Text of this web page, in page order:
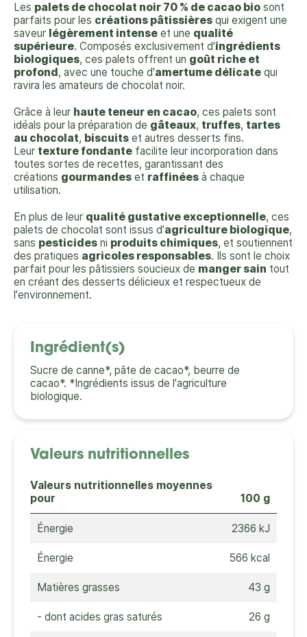
Les palets de chocolat noir 70 % de cacao bio sont
parfaits pour les créations pâtissières qui exigent une
saveur légèrement intense et une qualité
supérieure. Composés exclusivement d'ingrédients
biologiques, ces palets offrent un goût riche et
profond , avec une touche d'amertume délicate qui
ravira les amateurs de chocolat noir.
Grâce à leur haute teneur en cacao, ces palets sont
idéals pour la préparation de gâteaux, truffes, tartes
au chocolat, biscuits et autres desserts fins.
Leur texture fondante facilite leur incorporation dans
toutes sortes de recettes, garantissant des
créations gourmandes et raffinées à chaque
utilisation.
En plus de leur qualité gustative exceptionnelle, ces
palets de chocolat sont issus d'agriculture biologique,
sans pesticides ni produits chimiques, et soutiennent
des pratiques agricoles responsables. Ils sont le choix
parfait pour les pâtissiers soucieux de manger sain tout
en créant des desserts délicieux et respectueux de
l'environnement.
Ingrédient(s)
Sucre de canne*, pâte de cacao*, beurre de
cacao*. *Ingrédients issus de l'agriculture
biologique.
Valeurs nutritionnelles
Valeurs nutritionnelles moyennes
pour
100 g
Énergie 2366 kJ
Énergie 566 kcal
Matières grasses 43 g
- dont acides gras saturés 26 g